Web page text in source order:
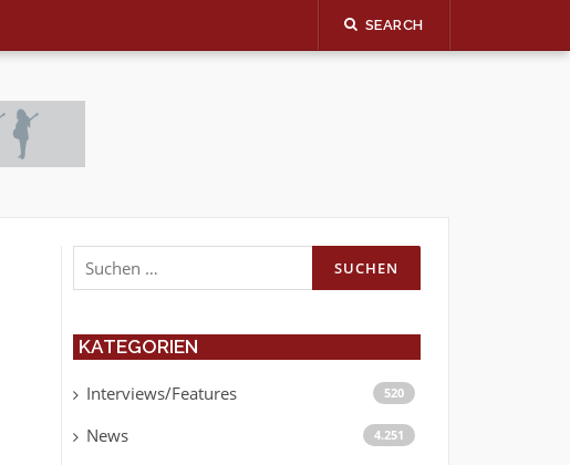
SEARCH
Suchen
nach:
KATEGORIEN
Interviews/Features 520
News 4.251